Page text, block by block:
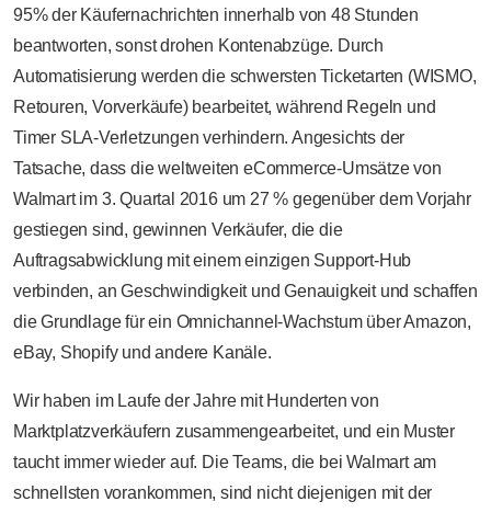
95% der Käufernachrichten innerhalb von 48 Stunden
beantworten, sonst drohen Kontenabzüge. Durch
Automatisierung werden die schwersten Ticketarten (WISMO,
Retouren, Vorverkäufe) bearbeitet, während Regeln und
Timer SLA-Verletzungen verhindern. Angesichts der
Tatsache, dass die weltweiten eCommerce-Umsätze von
Walmart im 3. Quartal 2016 um 27 % gegenüber dem Vorjahr
gestiegen sind, gewinnen Verkäufer, die die
Auftragsabwicklung mit einem einzigen Support-Hub
verbinden, an Geschwindigkeit und Genauigkeit und schaffen
die Grundlage für ein Omnichannel-Wachstum über Amazon,
eBay, Shopify und andere Kanäle.
Wir haben im Laufe der Jahre mit Hunderten von
Marktplatzverkäufern zusammengearbeitet, und ein Muster
taucht immer wieder auf. Die Teams, die bei Walmart am
schnellsten vorankommen, sind nicht diejenigen mit der